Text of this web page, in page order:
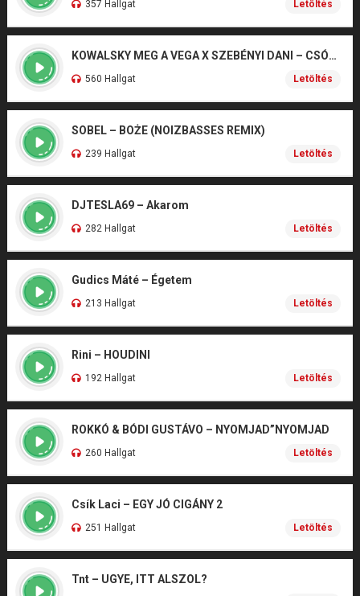
357 Hallgat Letöltés
KOWALSKY MEG A VEGA X SZEBÉNYI DANI – CSÓNAK
560 Hallgat Letöltés
SOBEL – BOŻE (NOIZBASSES REMIX)
239 Hallgat Letöltés
DJTESLA69 – Akarom
282 Hallgat Letöltés
Gudics Máté – Égetem
213 Hallgat Letöltés
Rini – HOUDINI
192 Hallgat Letöltés
ROKKÓ & BÓDI GUSTÁVO – NYOMJAD”NYOMJAD
260 Hallgat Letöltés
Csík Laci – EGY JÓ CIGÁNY 2
251 Hallgat Letöltés
Tnt – UGYE, ITT ALSZOL?